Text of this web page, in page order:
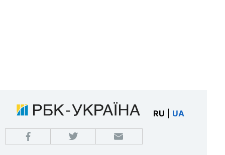
RU UA